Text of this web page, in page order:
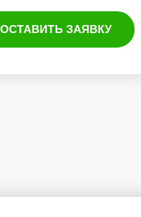
ОСТАВИТЬ ЗАЯВКУ